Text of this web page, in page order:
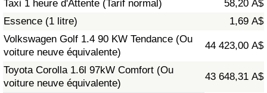
Taxi 1 heure d'Attente (Tarif normal)
58,20 A$
Essence (1 litre)
1,69 A$
Volkswagen Golf 1.4 90 KW Tendance (Ou
voiture neuve équivalente)
44 423,00 A$
Toyota Corolla 1.6l 97kW Comfort (Ou
voiture neuve équivalente)
43 648,31 A$